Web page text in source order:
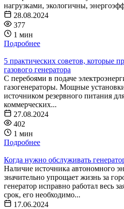
нагрузками, экологичны,
28.08.2024
377
1 мин
Подробнее
5 практических советов, которые
газового генератора
С перебоями в подаче
газогенераторы. Мощные
источником резервного питания
коммерческих...
27.08.2024
402
1 мин
Подробнее
Когда нужно обслуживать
Наличие источника автономного
значительно упрощает жизнь за
генератор исправно работал весь
срок, его необходимо...
17.06.2024